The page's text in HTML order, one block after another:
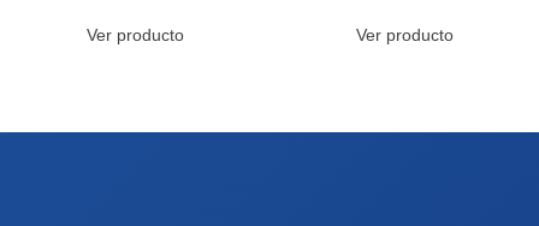
Ver producto Ver producto